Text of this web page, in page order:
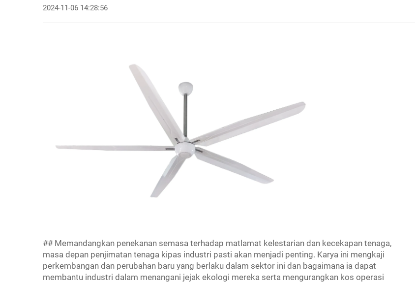
2024-11-06 14:28:56
## Memandangkan penekanan semasa terhadap matlamat kelestarian dan kecekapan tenaga,
masa depan penjimatan tenaga kipas industri pasti akan menjadi penting. Karya ini mengkaji
perkembangan dan perubahan baru yang berlaku dalam sektor ini dan bagaimana ia dapat
membantu industri dalam menangani jejak ekologi mereka serta mengurangkan kos operasi